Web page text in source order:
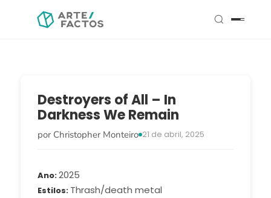
Destroyers of All – In
Darkness We Remain
por Christopher Monteiro 21 de abril, 2025
Ano 2025
Estilos Thrash/death metal